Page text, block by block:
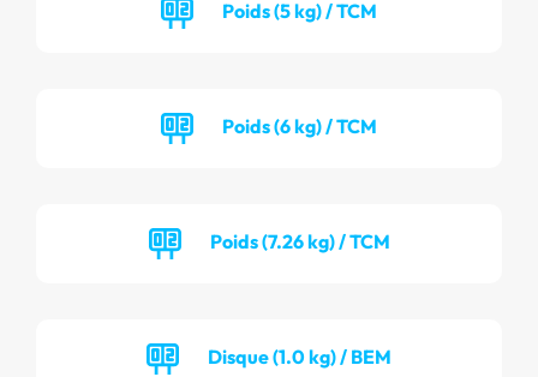
Poids (5 kg) / TCM
Poids (6 kg) / TCM
Poids (7.26 kg) / TCM
Disque (1.0 kg) / BEM